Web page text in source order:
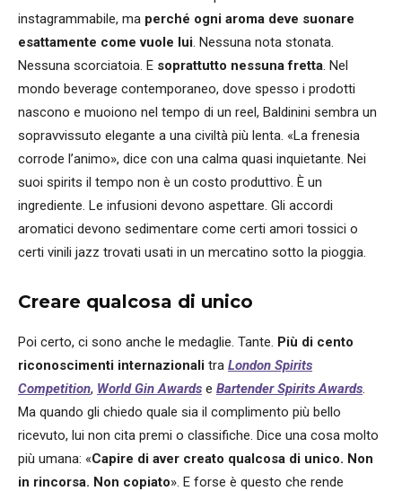
instagrammabile, ma perché ogni aroma deve suonare
esattamente come vuole lui. Nessuna nota stonata.
Nessuna scorciatoia. E soprattutto nessuna fretta. Nel
mondo beverage contemporaneo, dove spesso i prodotti
nascono e muoiono nel tempo di un reel, Baldinini sembra un
sopravvissuto elegante a una civiltà più lenta. «La frenesia
corrode l’animo», dice con una calma quasi inquietante. Nei
suoi spirits il tempo non è un costo produttivo. È un
ingrediente. Le infusioni devono aspettare. Gli accordi
aromatici devono sedimentare come certi amori tossici o
certi vinili jazz trovati usati in un mercatino sotto la pioggia.
Creare qualcosa di unico
Poi certo, ci sono anche le medaglie. Tante. Più di cento
riconoscimenti internazionali tra London Spirits
Competition, World Gin Awards e Bartender Spirits Awards.
Ma quando gli chiedo quale sia il complimento più bello
ricevuto, lui non cita premi o classifiche. Dice una cosa molto
più umana: «Capire di aver creato qualcosa di unico. Non
in rincorsa. Non copiato». E forse è questo che rende